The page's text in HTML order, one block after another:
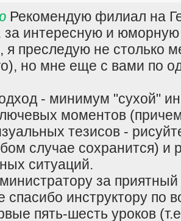
Рекомендую филиал на
за интересную и
я преследую не столько
но мне еще с вами по
- минимум "сухой"
моментов
тезисов -
случае сохранится) и
ситуаций.
за
спасибо инструктору по
пять-шесть уроков